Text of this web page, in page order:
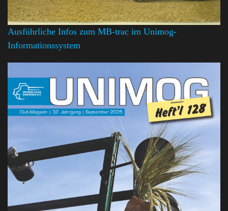
Ausführliche Infos zum MB-trac im Unimog-
Informationssystem